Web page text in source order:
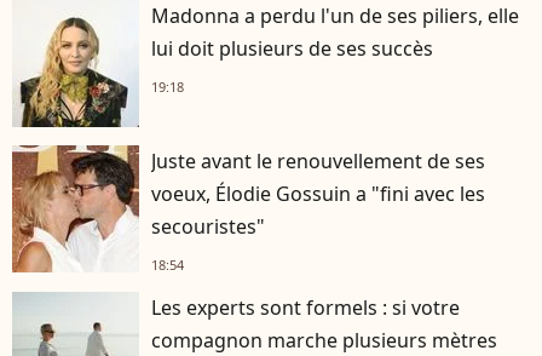
Madonna a perdu l'un de ses piliers, elle
lui doit plusieurs de ses succès
19:18
Juste avant le renouvellement de ses
voeux, Élodie Gossuin a "fini avec les
secouristes"
18:54
Les experts sont formels : si votre
compagnon marche plusieurs mètres